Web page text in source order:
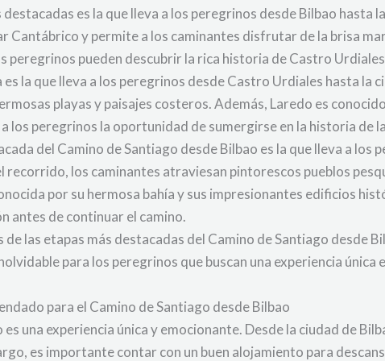
destacadas es la que lleva a los peregrinos desde Bilbao
Cantábrico y permite a los caminantes disfrutar de la brisa
peregrinos pueden descubrir la rica historia de Castro
la que lleva a los peregrinos desde Castro Urdiales hasta la
playas y paisajes costeros. Además, Laredo es
los peregrinos la oportunidad de sumergirse en la historia de
del Camino de Santiago desde Bilbao es la que lleva a los
recorrido, los caminantes atraviesan pintorescos pueblos
por su hermosa bahía y sus impresionantes edificios
antes de continuar el camino.
de las etapas más destacadas del Camino de Santiago desde
para los peregrinos que buscan una experiencia única
para el Camino de Santiago desde Bilbao
es una experiencia única y emocionante. Desde la ciudad de
es importante contar con un buen alojamiento para